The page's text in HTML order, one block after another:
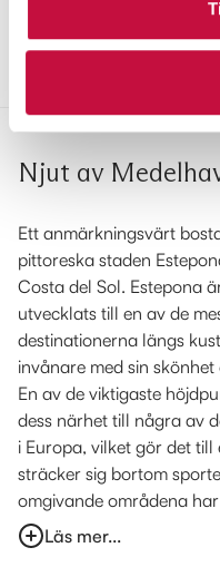
Njut av
Ett anmärkningsvärt
pittoreska staden
Costa del Sol. Estepona
utvecklats till en av de
destinationerna längs
invånare med sin
En av de viktigaste
dess närhet till några av
i Europa, vilket gör det
sträcker sig bortom
omgivande områdena
Läs mer...